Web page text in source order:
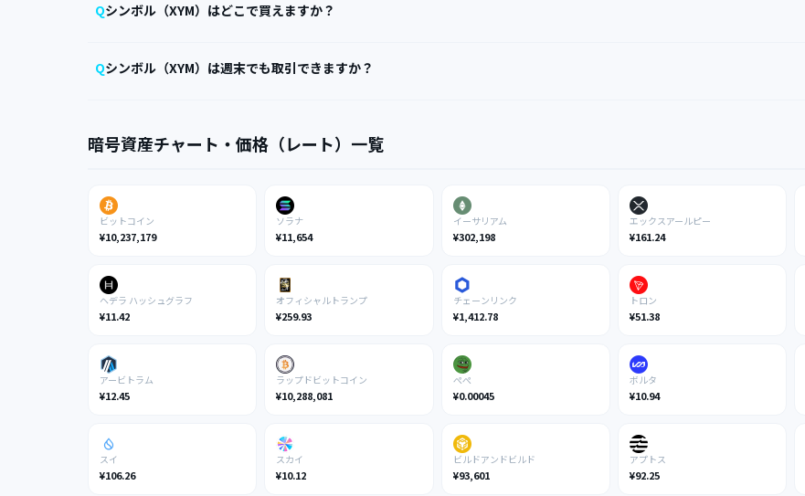
シンボル（XYM）はどこで買えますか？
シンボル（XYM）は週末でも取引できますか？
暗号資産チャート・価格（レート）一覧
ビットコイン
¥10,237,179
ソラナ
¥11,654
イーサリアム
¥302,198
エックスアールピー
¥161.24
ヘデラ ハッシュグラフ
¥11.42
オフィシャルトランプ
¥259.93
チェーンリンク
¥1,412.78
トロン
¥51.38
アービトラム
¥12.45
ラップドビットコイン
¥10,288,081
ぺぺ
¥0.00045
ボルタ
¥10.94
スイ
¥106.26
スカイ
¥10.12
ビルドアンドビルド
¥93,601
アプトス
¥92.25